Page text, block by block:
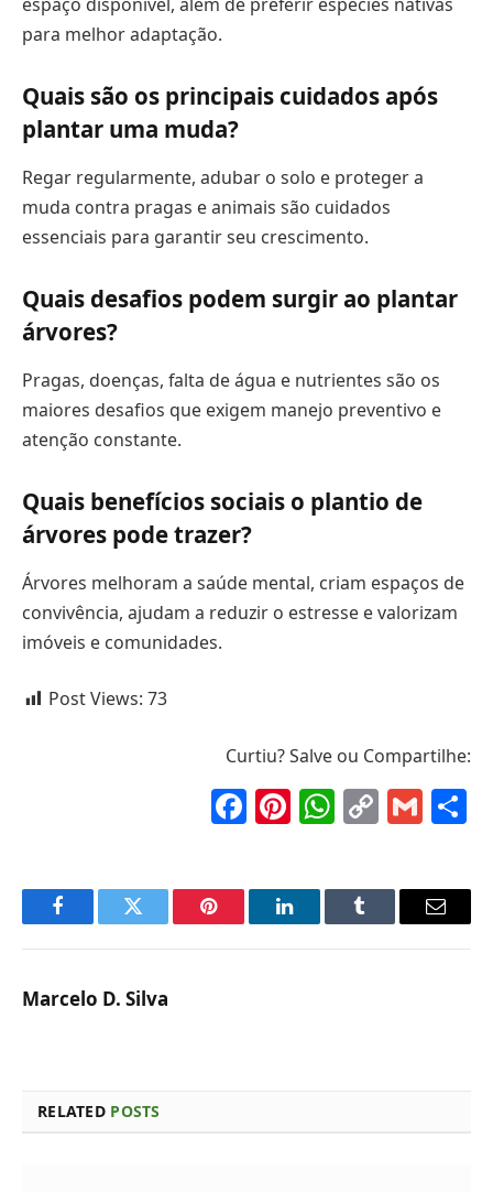
para melhor adaptação.
Quais são os principais cuidados após
plantar uma muda?
Regar regularmente, adubar o solo e proteger a
muda contra pragas e animais são cuidados
essenciais para garantir seu crescimento.
Quais desafios podem surgir ao plantar
árvores?
Pragas, doenças, falta de água e nutrientes são os
maiores desafios que exigem manejo preventivo e
atenção constante.
Quais benefícios sociais o plantio de
árvores pode trazer?
Árvores melhoram a saúde mental, criam espaços de
convivência, ajudam a reduzir o estresse e valorizam
imóveis e comunidades.
Post Views: 73
Curtiu? Salve ou Compartilhe:
Facebook
Pinterest
Copy
FacebookTwitter Pinterest LinkedInTumblr Email
Marcelo D. Silva
RELATED POSTS